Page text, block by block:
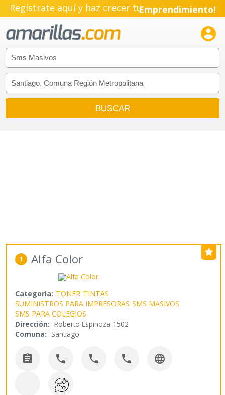
Regístrate aquí y haz crecer tuEmprendimiento!

1 Alfa Color
Categoría: TONER TINTAS
SUMINISTROS PARA IMPRESORAS SMS MASIVOS
SMS PARA COLEGIOS
Dirección: Roberto Espinoza 1502
Comuna: Santiago
    